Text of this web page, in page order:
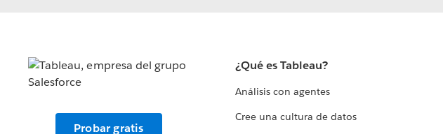
Probar gratis
¿Qué es Tableau?
Análisis con agentes
Cree una cultura de datos